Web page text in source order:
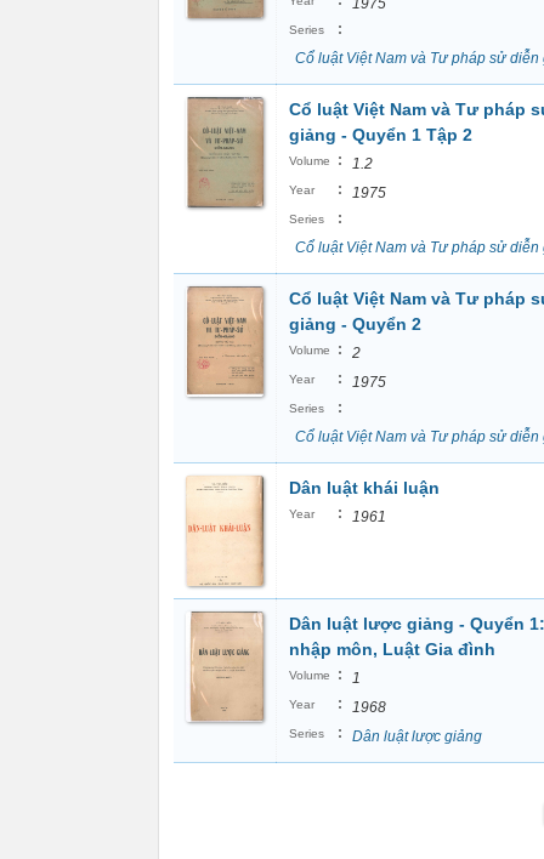
1975
Series
:
Cổ luật Việt Nam và Tư pháp sử diễn
Cổ luật Việt Nam và Tư pháp
giảng - Quyển 1 Tập 2
Volume : 1.2
Year : 1975
Series
:
Cổ luật Việt Nam và Tư pháp sử diễn
Cổ luật Việt Nam và Tư pháp
giảng - Quyển 2
Volume : 2
Year : 1975
Series
:
Cổ luật Việt Nam và Tư pháp sử diễn
Dân luật khái luận
Year : 1961
Dân luật lược giảng - Quyển
nhập môn, Luật Gia đình
Volume : 1
Year : 1968
Series : Dân luật lược giảng